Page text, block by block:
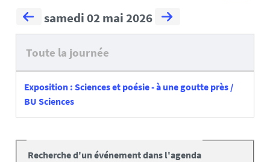
samedi 02 mai 2026
Toute la journée
Exposition : Sciences et poésie - à une goutte près /
BU Sciences
Recherche d'un événement dans l'agenda